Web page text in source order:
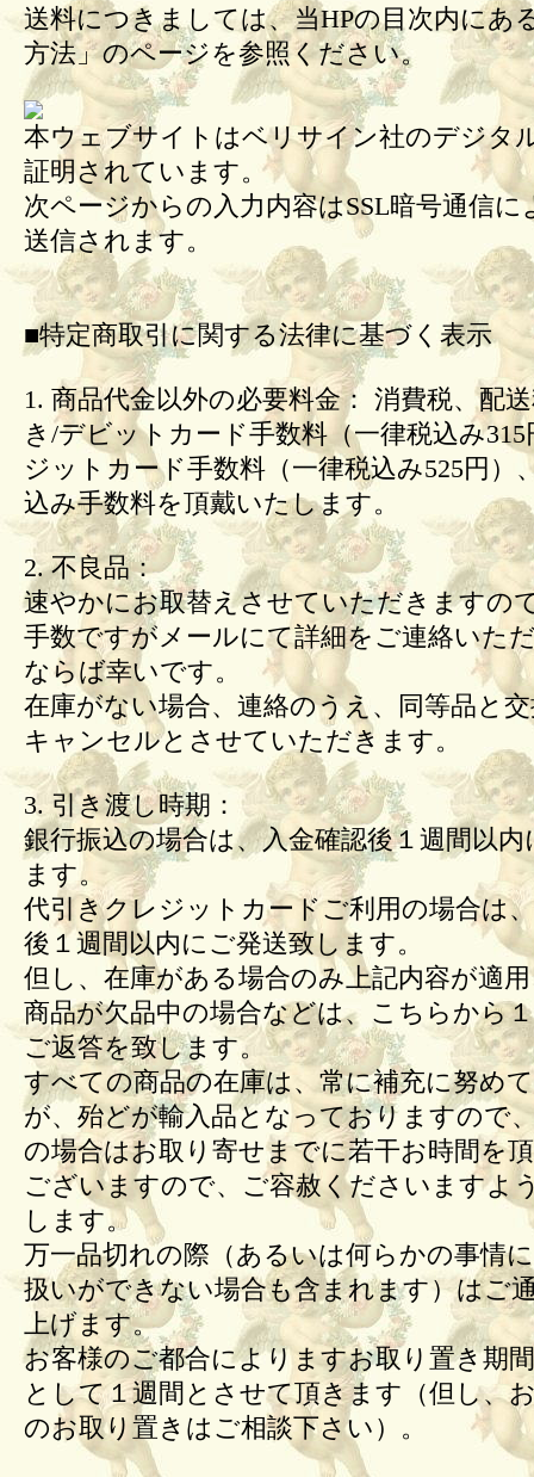
送料につきましては、当HPの目次内にあ
方法」のページを参照ください。
本ウェブサイトはベリサイン社のデジタ
証明されています。
次ページからの入力内容はSSL暗号通信に
送信されます。
■特定商取引に関する法律に基づく表示
1. 商品代金以外の必要料金： 消費税、配
き/デビットカード手数料（一律税込み
ジットカード手数料（一律税込み525円）
込み手数料を頂戴いたします。
2. 不良品：
速やかにお取替えさせていただきますの
手数ですがメールにて詳細をご連絡いた
ならば幸いです。
在庫がない場合、連絡のうえ、同等品と
キャンセルとさせていただきます。
3. 引き渡し時期：
銀行振込の場合は、入金確認後１週間以内
ます。
代引きクレジットカードご利用の場合は
後１週間以内にご発送致します。
但し、在庫がある場合のみ上記内容が適
商品が欠品中の場合などは、こちらから
ご返答を致します。
すべての商品の在庫は、常に補充に努め
が、殆どが輸入品となっておりますので
の場合はお取り寄せまでに若干お時間を
ございますので、ご容赦くださいますよ
します。
万一品切れの際（あるいは何らかの事情
扱いができない場合も含まれます）はご
上げます。
お客様のご都合によりますお取り置き期
として１週間とさせて頂きます（但し、
のお取り置きはご相談下さい）。